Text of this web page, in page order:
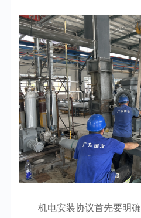
机电安装协议首先要明确